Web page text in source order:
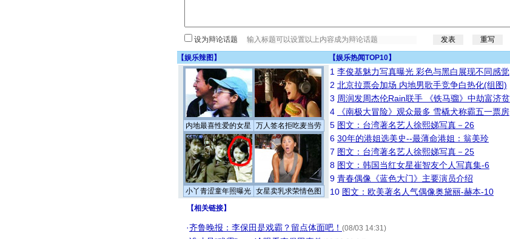
设为辩论话题
【娱乐辣图 】 【娱乐热闻TOP10】
内地最喜性爱的女星 万人签名拒吃麦当劳
小丫青涩童年照曝光 女星卖乳求荣情色图
1 李俊基魅力写真曝光 彩色与黑白展现不同感觉
2 北京拉票会加场 内地男歌手竞争白热化(组图)
3 周润发周杰伦Rain联手 《铁马骝》中劫富济贫
4
《南极大冒险》观众最多 雪橇犬称霸五一票房
5 图文：台湾著名艺人徐熙娣写真－26
6 30年的港姐选美史--最薄命港姐：翁美玲
7 图文：台湾著名艺人徐熙娣写真－25
8 图文：韩国当红女星崔智友个人写真集-6
9 青春偶像《蓝色大门》主要演员介绍
10 图文：欧美著名人气偶像奥黛丽-赫本-10
【相关链接】
·齐鲁晚报：李保田是戏霸？留点体面吧！ (08/03 14:31)